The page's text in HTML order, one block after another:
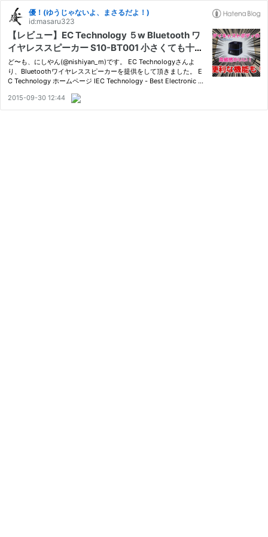
優！(ゆうじゃないよ、まさるだよ！)
id:masaru323
【レビュー】EC Technology ５w Bluetooth ワ
イヤレススピーカー S10-BT001 小さくても十分
な音質！ダイキャストボディの高級感！ 便利な
機能も！
ど〜も、にしやん(@nishiyan_m)です。 EC Technologyさんよ
り、Bluetoothワイヤレススピーカーを提供をして頂きました。 E
C Technology ホームページ IEC Technology - Best Electronic Bl
h4.0 スピーカー ワイヤレススピーカー iPhone6 各種スマホ対応の
Blue…
2015-09-30 12:44